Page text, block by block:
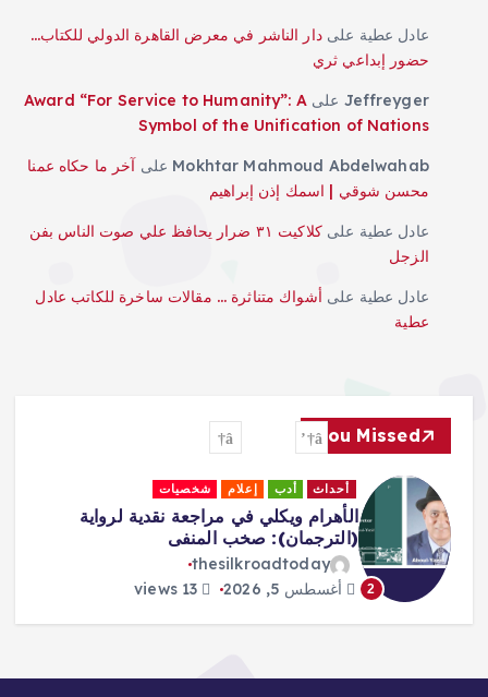
عادل عطية علىدار الناشر في معرض القاهرة الدولي للكتاب…
حضور إبداعي ثري
Jeffreyger على Award “For Service to Humanity”: A
Symbol of the Unification of Nations
Mokhtar Mahmoud Abdelwahab على آخر ما حكاه عمنا
محسن شوقي | اسمك إذن إبراهيم
عادل عطية على
كلاكيت ٣١ ضرار يحافظ علي صوت الناس بفن
الزجل
عادل عطية على أشواك متناثرة … مقالات ساخرة للكاتب عادل
عطية
You Missed
2
أحداث أدب إعلام شخصيات
الأهرام ويكلي في مراجعة نقدية لرواية
(الترجمان): صخب المنفى
thesilkroadtoday
أغسطس 5, 2026